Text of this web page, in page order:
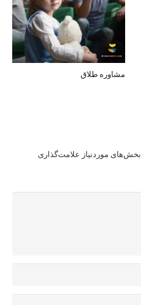
مشاوره طلاق
بخش‌های موردنیاز علامت‌گذاری